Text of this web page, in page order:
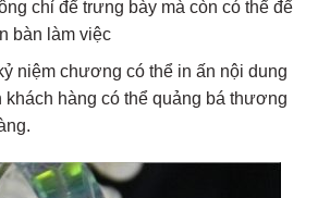
chỉ để trưng bày mà còn có thể để
bàn làm việc
niệm chương có thể in ấn nội dung
khách hàng có thể quảng bá thương